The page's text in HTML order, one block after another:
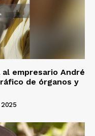
empresario André
de órganos y